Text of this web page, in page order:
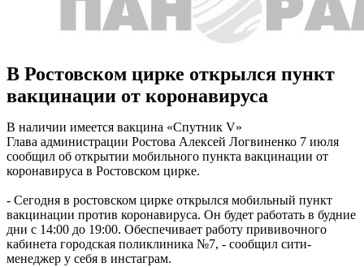
В Ростовском цирке открылся пункт
вакцинации от коронавируса
В наличии имеется вакцина «Спутник V»
Глава администрации Ростова Алексей Логвиненко 7 июля
сообщил об открытии мобильного пункта вакцинации от
коронавируса в Ростовском цирке.
- Сегодня в ростовском цирке открылся мобильный пункт
вакцинации против коронавируса. Он будет работать в будние
дни с 14:00 до 19:00. Обеспечивает работу прививочного
кабинета городская поликлиника №7, - сообщил сити-
менеджер у себя в инстаграм.